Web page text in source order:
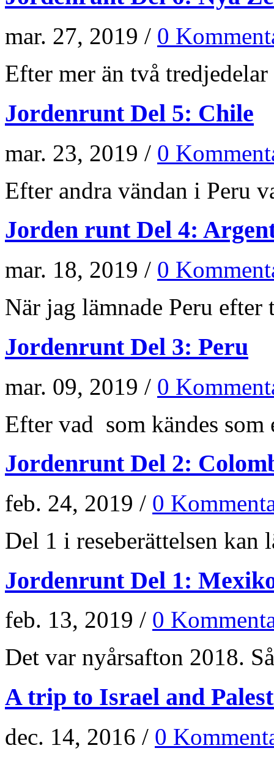
mar. 27, 2019 / 0
Efter mer än två tredjedelar
Jordenrunt Del 5: Chile
mar. 23, 2019 / 0
Efter andra vändan i Peru
Jorden runt Del 4:
mar. 18, 2019 / 0
När jag lämnade Peru efter
Jordenrunt Del 3: Peru
mar. 09, 2019 / 0
Efter vad som kändes som
Jordenrunt Del 2:
feb. 24, 2019 / 0
Del 1 i reseberättelsen kan
Jordenrunt Del 1:
feb. 13, 2019 / 0
Det var nyårsafton 2018.
A trip to Israel and
dec. 14, 2016 / 0